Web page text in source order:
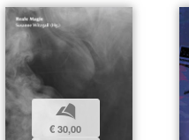
b
€ 30,00